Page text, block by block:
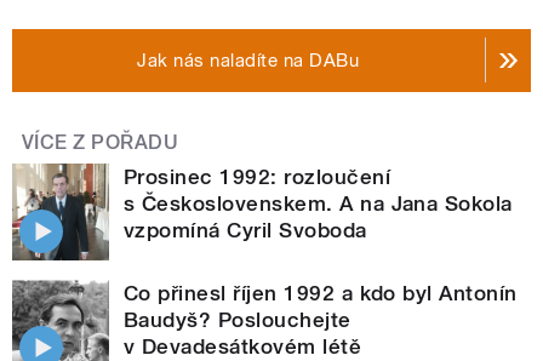
Jak nás naladíte na DABu
VÍCE Z POŘADU
Prosinec 1992: rozloučení
s Československem. A na Jana Sokola
vzpomíná Cyril Svoboda
Co přinesl říjen 1992 a kdo byl Antonín
Baudyš? Poslouchejte
v Devadesátkovém létě